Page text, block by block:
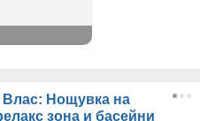
Влас: Нощувка на
зона и басейни